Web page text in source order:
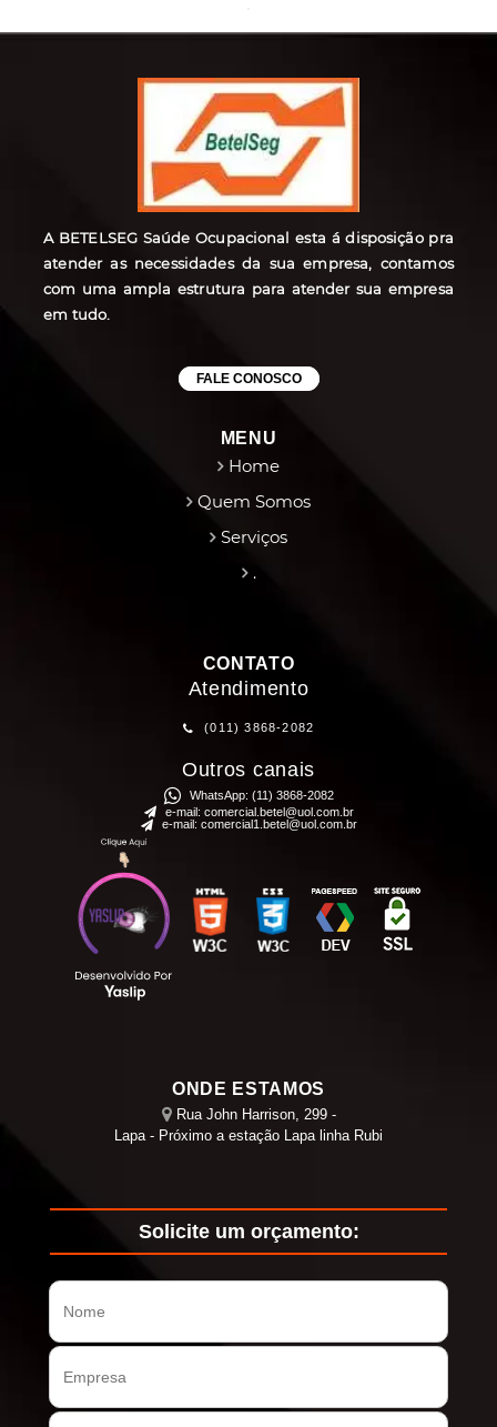
A BETELSEG Saúde Ocupacional esta á disposição pra
atender as necessidades da sua empresa, contamos
com uma ampla estrutura para atender sua empresa
em tudo.
FALE CONOSCO
MENU
Home
Quem Somos
Serviços
.
CONTATO
Atendimento
(011)3868-2082
Outros canais
WhatsApp: (11) 3868-2082
e-mail: comercial.betel@uol.com.br
e-mail: comercial1.betel@uol.com.br
ONDE ESTAMOS
Rua John Harrison, 299 -
Lapa - Próximo a estação Lapa linha Rubi
Solicite um orçamento: